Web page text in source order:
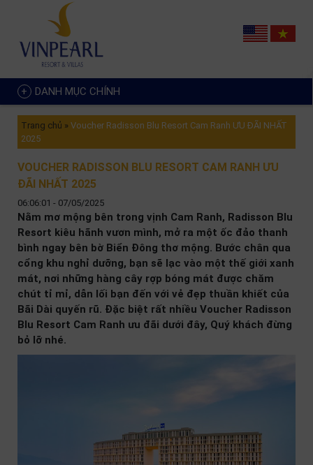
DANH MỤC CHÍNH
Trang chủ » Voucher Radisson Blu Resort Cam Ranh ƯU ĐÃI NHẤT
2025
VOUCHER RADISSON BLU RESORT CAM RANH ƯU
ĐÃI NHẤT 2025
06:06:01 - 07/05/2025
Nằm mơ mộng bên trong vịnh Cam Ranh, Radisson Blu
Resort kiêu hãnh vươn mình, mở ra một ốc đảo thanh
bình ngay bên bờ Biển Đông thơ mộng. Bước chân qua
cổng khu nghỉ dưỡng, bạn sẽ lạc vào một thế giới xanh
mát, nơi những hàng cây rợp bóng mát được chăm
chút tỉ mỉ, dẫn lối bạn đến với vẻ đẹp thuần khiết của
Bãi Dài quyến rũ. Đặc biệt rất nhiều Voucher Radisson
Blu Resort Cam Ranh ưu đãi dưới đây, Quý khách đừng
bỏ lỡ nhé.